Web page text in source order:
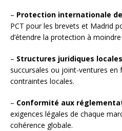
– Protection internationale
PCT pour les brevets et Madrid
d’étendre la protection à
– Structures juridiques locales
succursales ou joint-ventures
contraintes locales.
– Conformité aux
exigences légales de chaque
cohérence globale.